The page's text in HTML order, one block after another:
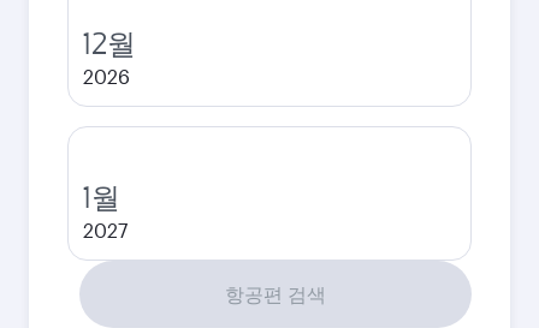
12월
2026
1월
2027
항공편 검색